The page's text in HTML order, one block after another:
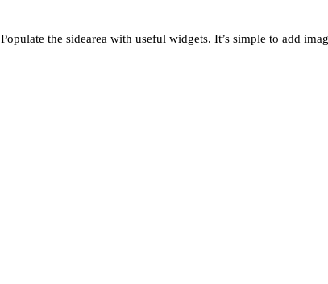
Populate the sidearea with useful widgets. It’s simple to add